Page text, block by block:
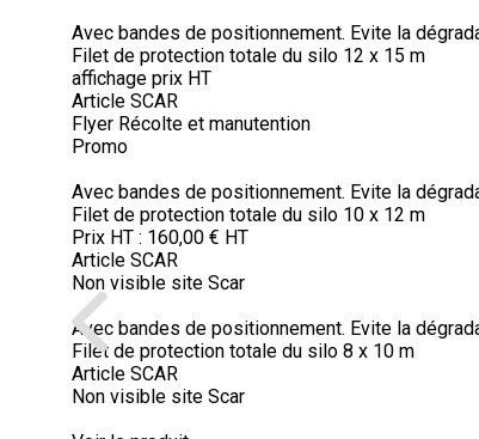
Avec bandes de positionnement. Evite la
Filet de protection totale du silo 12 x 15 m
affichage prix HT
Article SCAR
Flyer Récolte et manutention
Promo
Avec bandes de positionnement. Evite la
Filet de protection totale du silo 10 x 12 m
Prix HT : 160,00 € HT
Article SCAR
Non visible site Scar
Avec bandes de positionnement. Evite la
Filet de protection totale du silo 8 x 10 m
Article SCAR
Non visible site Scar